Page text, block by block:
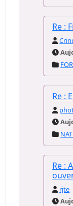
Re :
Re :
Re :
rjte